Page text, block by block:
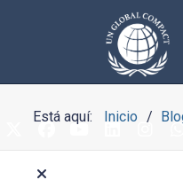
Está aquí: Inicio